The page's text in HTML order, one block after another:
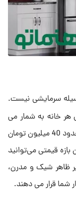
سرمایشی نیست.
هر خانه به شمار می
رود. اگر برای خرید یخچال فریزر بودجه ای در حدود 40 میلیون تومان
قیمتی می‌توانید
ظاهر شیک و مدرن،
شما قرار می دهند.